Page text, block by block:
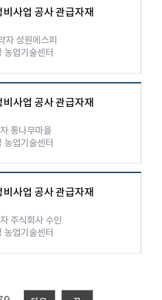
사업 공사 관급자재
자 성원에스피
농업기술센터
사업 공사 관급자재
통나무마을
농업기술센터
사업 공사 관급자재
주식회사 수인
농업기술센터